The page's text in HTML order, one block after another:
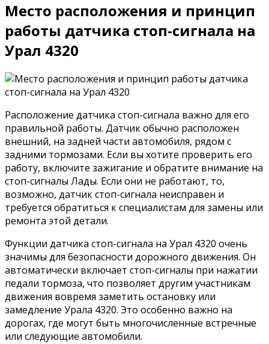
Место расположения и принцип
работы датчика стоп-сигнала на
Урал 4320
Расположение датчика стоп-сигнала важно для его
правильной работы. Датчик обычно расположен
внешний, на задней части автомобиля, рядом с
задними тормозами. Если вы хотите проверить его
работу, включите зажигание и обратите внимание на
стоп-сигналы Лады. Если они не работают, то,
возможно, датчик стоп-сигнала неисправен и
требуется обратиться к специалистам для замены или
ремонта этой детали.
Функции датчика стоп-сигнала на Урал 4320 очень
значимы для безопасности дорожного движения. Он
автоматически включает стоп-сигналы при нажатии
педали тормоза, что позволяет другим участникам
движения вовремя заметить остановку или
замедление Урала 4320. Это особенно важно на
дорогах, где могут быть многочисленные встречные
или следующие автомобили.